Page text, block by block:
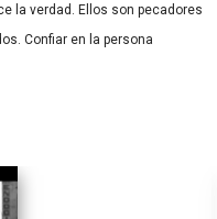
la verdad. Ellos son pecadores
Confiar en la persona